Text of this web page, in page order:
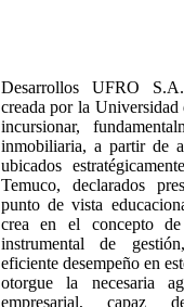
Desarrollos UFRO
creada por la Universidad
incursionar,
inmobiliaria, a partir de
ubicados
Temuco, declarados
punto de vista
crea en el concepto
instrumental de
eficiente desempeño en
otorgue la necesaria
empresarial, capaz